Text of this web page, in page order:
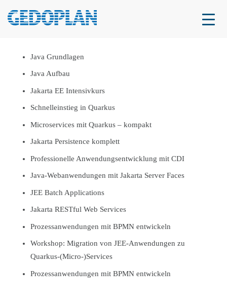
Java Grundlagen
Java Aufbau
Jakarta EE Intensivkurs
Schnelleinstieg in Quarkus
Microservices mit Quarkus – kompakt
Jakarta Persistence komplett
Professionelle Anwendungsentwicklung mit CDI
Java-Webanwendungen mit Jakarta Server Faces
JEE Batch Applications
Jakarta RESTful Web Services
Prozessanwendungen mit BPMN entwickeln
Workshop: Migration von JEE-Anwendungen zu
Quarkus-(Micro-)Services
Prozessanwendungen mit BPMN entwickeln